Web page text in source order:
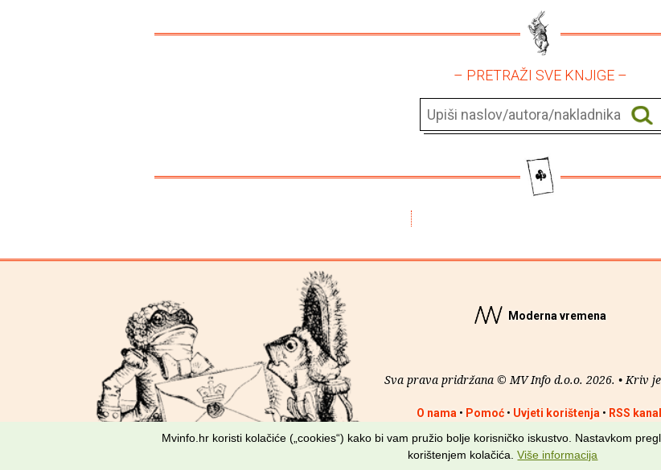
– PRETRAŽI SVE KNJIGE –
Moderna vremena
Sva prava pridržana © MV Info d.o.o. 2026. • Kriv je
O nama • Pomoć• Uvjeti korištenja • RSS
Mvinfo.hr koristi kolačiće („cookies“) kako bi vam pružio bolje korisničko iskustvo. Nastavkom
korištenjem kolačića.Više informacija